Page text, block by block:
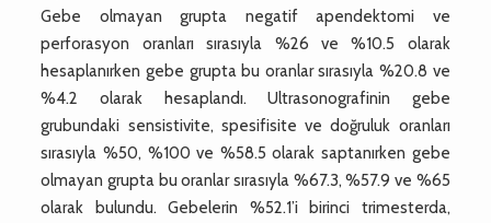
Gebe olmayan grupta negatif apendektomi ve
perforasyon oranları sırasıyla %26 ve %10.5 olarak
hesaplanırken gebe grupta bu oranlar sırasıyla %20.8 ve
%4.2 olarak hesaplandı. Ultrasonografinin gebe
grubundaki sensistivite, spesifisite ve doğruluk oranları
sırasıyla %50, %100 ve %58.5 olarak saptanırken gebe
olmayan grupta bu oranlar sırasıyla %67.3, %57.9 ve %65
olarak bulundu. Gebelerin %52.1’i birinci trimesterda,